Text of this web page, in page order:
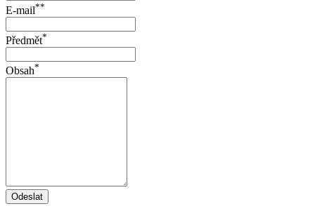
E-mail**
Předmět*
Obsah*
Odeslat